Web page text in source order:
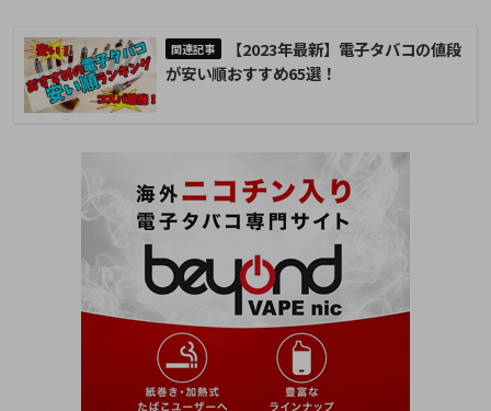
【2023年最新】電子タバコの値段
が安い順おすすめ65選！